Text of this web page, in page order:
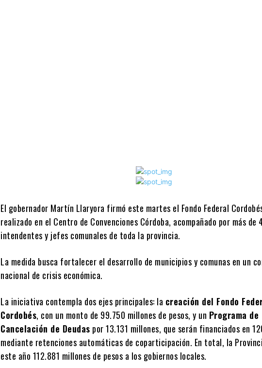
El gobernador Martín Llaryora firmó este martes el Fondo Federal
realizado en el Centro de Convenciones Córdoba, acompañado por más de
intendentes y jefes comunales de toda la provincia.
La medida busca fortalecer el desarrollo de municipios y comunas en un
nacional de crisis económica.
La iniciativa contempla dos ejes principales: la creación del Fondo
Cordobés, con un monto de 99.750 millones de pesos, y un Programa de
Cancelación de Deudas por 13.131 millones, que serán financiados en
mediante retenciones automáticas de coparticipación. En total, la
este año 112.881 millones de pesos a los gobiernos locales.